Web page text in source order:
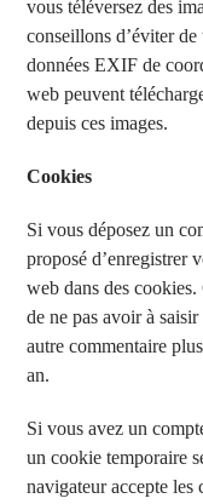
vous téléversez des
conseillons d’éviter de
données EXIF de
web peuvent
depuis ces images.
Cookies
Si vous déposez un
proposé d’enregistrer
web dans des
de ne pas avoir à
autre commentaire
an.
Si vous avez un
un cookie temporaire
navigateur accepte les